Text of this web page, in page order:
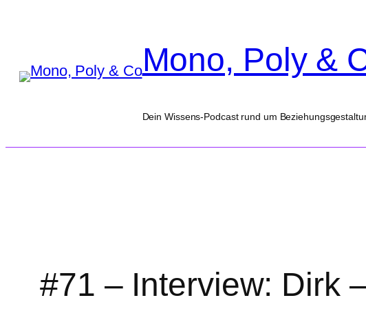
Mono, Poly &
Dein Wissens-Podcast rund um
#71 – Interview: Dirk